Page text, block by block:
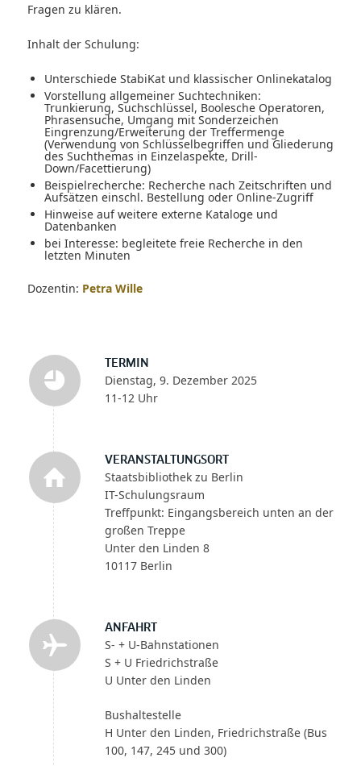
TERMIN
Dienstag, 9. Dezember 2025
11-12 Uhr
VERANSTALTUNGSORT
Staatsbibliothek zu Berlin
IT-Schulungsraum
Treffpunkt: Eingangsbereich unten an der
großen Treppe
Unter den Linden 8
10117 Berlin
ANFAHRT
S- + U-Bahnstationen
S + U Friedrichstraße
U Unter den Linden
Bushaltestelle
H Unter den Linden, Friedrichstraße (Bus
100, 147, 245 und 300)
Fragen zu klären.
Inhalt der Schulung:
Unterschiede StabiKat und klassischer Onlinekatalog
Vorstellung allgemeiner Suchtechniken:
Trunkierung, Suchschlüssel, Boolesche Operatoren,
Phrasensuche, Umgang mit Sonderzeichen
Eingrenzung/Erweiterung der Treffermenge
(Verwendung von Schlüsselbegriffen und Gliederung
des Suchthemas in Einzelaspekte, Drill-
Down/Facettierung)
Beispielrecherche: Recherche nach Zeitschriften und
Aufsätzen einschl. Bestellung oder Online-Zugriff
Hinweise auf weitere externe Kataloge und
Datenbanken
bei Interesse: begleitete freie Recherche in den
letzten Minuten
Dozentin: Petra Wille